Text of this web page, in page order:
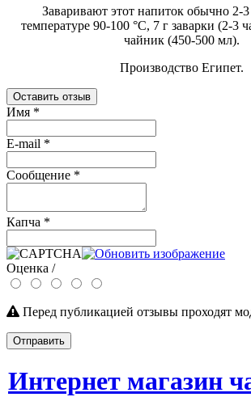
Заваривают этот напиток обычно 2-
температуре 90-100 °C, 7 г заварки (2-3
чайник (450-500 мл).
Производство Египет.
Оставить отзыв
Имя *
E-mail *
Сообщение *
Капча *
Оценка /
Перед публикацией отзывы проходят
Отправить
Интернет магазин